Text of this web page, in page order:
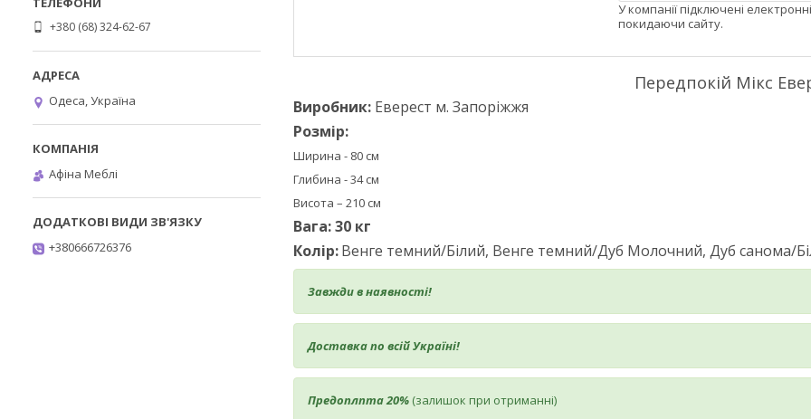
У компанії підключені
покидаючи сайту.
Передпокій Мікс
Виробник: Еверест м. Запоріжжя
Розмір:
Ширина - 80 см
Глибина - 34 см
Висота – 210 см
Вага: 30 кг
Колір:Венге темний/Білий, Венге темний/Дуб Молочний, Дуб санома/
Завжди в наявності!
Доставка по всій Україні!
Предоплпта 20% (залишок при отриманні)
+380 (68) 324-62-67
Одеса, Україна
Афіна Меблі
+380666726376